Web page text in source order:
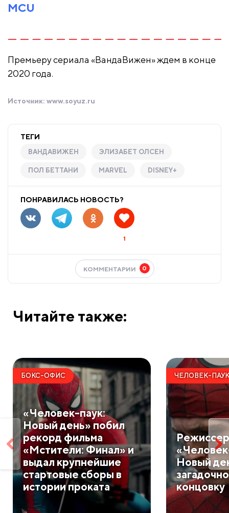
MCU
Премьеру сериала «ВандаВижен» ждем в конце
2020 года.
Источник: www.soyuz.ru
ТЕГИ
ВАНДАВИЖЕН ЭЛИЗАБЕТ ОЛСЕН
ПОЛ БЕТТАНИ MARVEL DISNEY+
ПОНРАВИЛАСЬ НОВОСТЬ?
1
КОММЕНТАРИИ 0
Читайте также:
БОКС-ОФИС
«Человек-паук:
Новый день» побил
рекорд фильма
«Мстители: Финал» и
выдал крупнейшие
стартовые сборы в
истории проката
ЧЕЛОВЕК-ПАУК
Новый
концовку